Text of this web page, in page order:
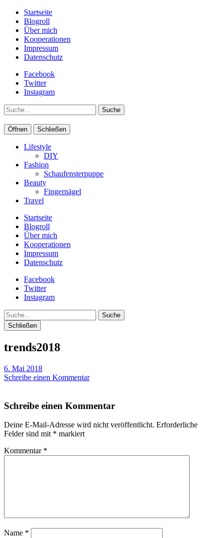
Startseite
Blogroll
Über mich
Kooperationen
Impressum
Datenschutz
Facebook
Twitter
Instagram
Suche
Öffnen Schließen
Lifestyle
DIY
Fashion
Schaufensterpuppe
Beauty
Fingernägel
Travel
Startseite
Blogroll
Über mich
Kooperationen
Impressum
Datenschutz
Facebook
Twitter
Instagram
Suche
Schließen
trends2018
6. Mai 2018
Schreibe einen Kommentar
Schreibe einen Kommentar
Deine E-Mail-Adresse wird nicht veröffentlicht. Erforderliche
Felder sind mit * markiert
Kommentar *
Name *